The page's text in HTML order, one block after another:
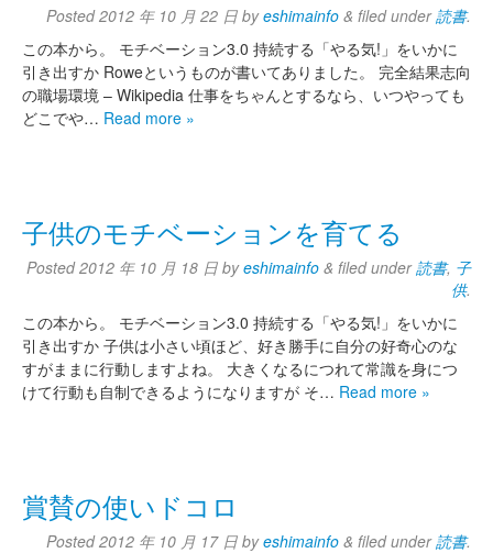
Posted2012 年 10 月 22 日 byeshimainfo & filed under読書.
この本から。 モチベーション3.0 持続する「やる気!」をいかに
引き出すか Roweというものが書いてありました。 完全結果志向
の職場環境 – Wikipedia 仕事をちゃんとするなら、いつやっても
どこでや… Read more »
子供のモチベーションを育てる
Posted2012 年 10 月 18 日 byeshimainfo & filed under読書, 子
供.
この本から。 モチベーション3.0 持続する「やる気!」をいかに
引き出すか 子供は小さい頃ほど、好き勝手に自分の好奇心のな
すがままに行動しますよね。 大きくなるにつれて常識を身につ
けて行動も自制できるようになりますが そ… Read more »
賞賛の使いドコロ
Posted2012 年 10 月 17 日 byeshimainfo & filed under読書.